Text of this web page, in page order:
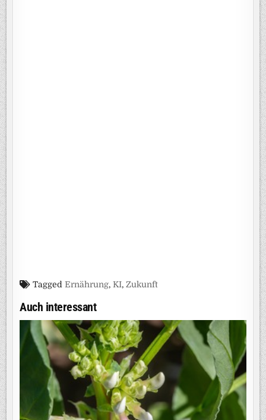
TaggedErnährung,KI, Zukunft
Auch interessant